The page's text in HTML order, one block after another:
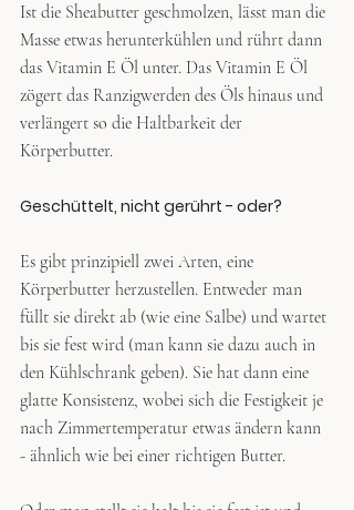
Ist die Sheabutter geschmolzen, lässt man die
Masse etwas herunterkühlen und rührt dann
das Vitamin E Öl unter. Das Vitamin E Öl
zögert das Ranzigwerden des Öls hinaus und
verlängert so die Haltbarkeit der
Körperbutter.
Geschüttelt, nicht gerührt - oder?
Es gibt prinzipiell zwei Arten, eine
Körperbutter herzustellen. Entweder man
füllt sie direkt ab (wie eine Salbe) und wartet
bis sie fest wird (man kann sie dazu auch in
den Kühlschrank geben). Sie hat dann eine
glatte Konsistenz, wobei sich die Festigkeit je
nach Zimmertemperatur etwas ändern kann
- ähnlich wie bei einer richtigen Butter.